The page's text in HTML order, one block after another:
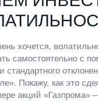
хочется,
самостоятельно с
стандартного
Покажу, как это
акций «Газпрома»